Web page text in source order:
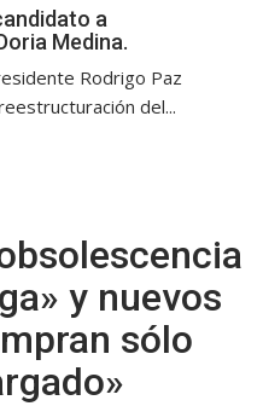
a
Medina.
Rodrigo Paz
del...
y nuevos
sólo